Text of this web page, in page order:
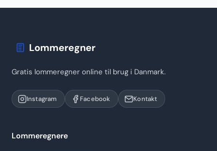
Lommeregner
Gratis lommeregner online til brug i Danmark.
Instagram Facebook Kontakt
Lommeregnere